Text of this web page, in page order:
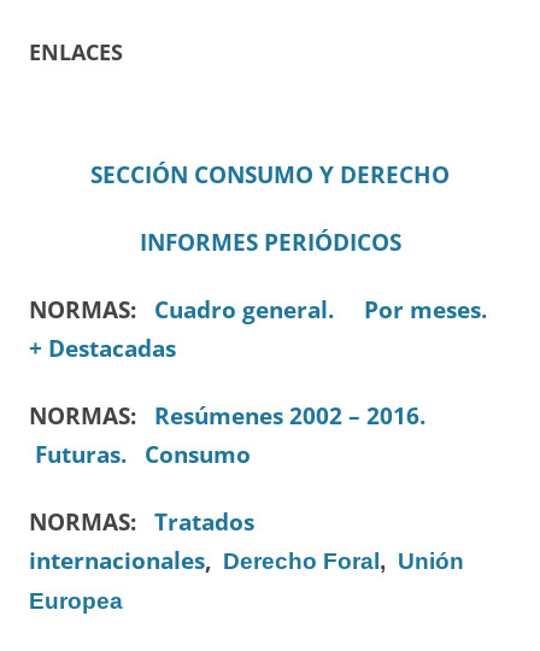
ENLACES
SECCIÓN CONSUMO Y DERECHO
INFORMES PERIÓDICOS
NORMAS: Cuadro general.
Por meses.
+ Destacadas
NORMAS: Resúmenes 2002 – 2016.
Futuras.
Consumo
NORMAS: Tratados
internacionales, Derecho Foral , Unión
Europea